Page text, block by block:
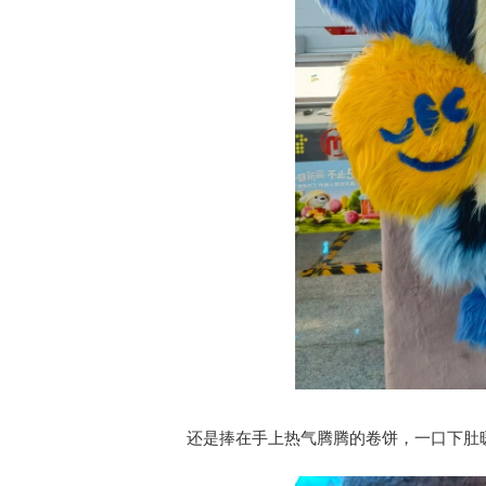
还是捧在手上热气腾腾的卷饼，一口下肚